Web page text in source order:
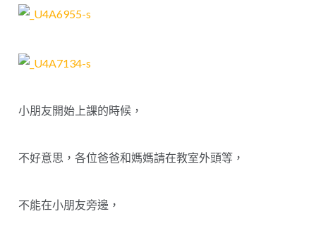
小朋友開始上課的時候，
不好意思，各位爸爸和媽媽請在教室外頭等，
不能在小朋友旁邊，